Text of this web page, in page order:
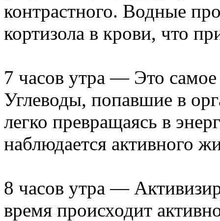
контрастного. Водные
кортизола в крови, что
7 часов утра — Это самое
Углеводы, попавшие в
легко превращаясь в
наблюдается активного
8 часов утра —
время происходит